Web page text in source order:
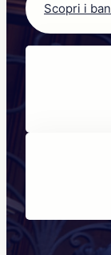
Scopri i